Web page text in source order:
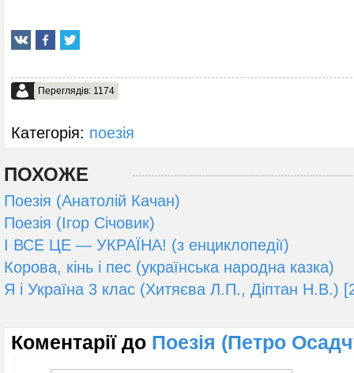
Переглядів: 1174
Категорія: поезія
ПОХОЖЕ
Поезія (Анатолій Качан)
Поезія (Ігор Січовик)
І ВСЕ ЦЕ — УКРАЇНА! (з енциклопедії)
Корова, кінь і пес (українська народна казка)
Я і Україна 3 клас (Хитяєва Л.П., Діптан Н.В.)
Коментарії до Поезія (Петро